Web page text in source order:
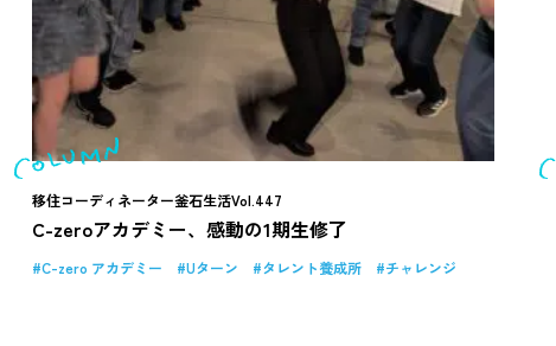
移住コーディネーター釜石生活Vol.447
C-zeroアカデミー、感動の1期生修了
C-zero アカデミー Uターン タレント養成所 チャレンジ